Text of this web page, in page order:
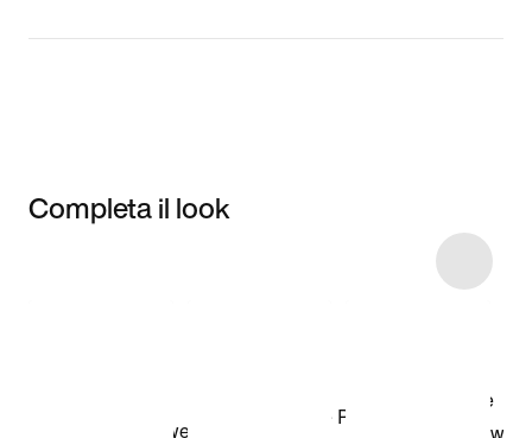
Completa il look